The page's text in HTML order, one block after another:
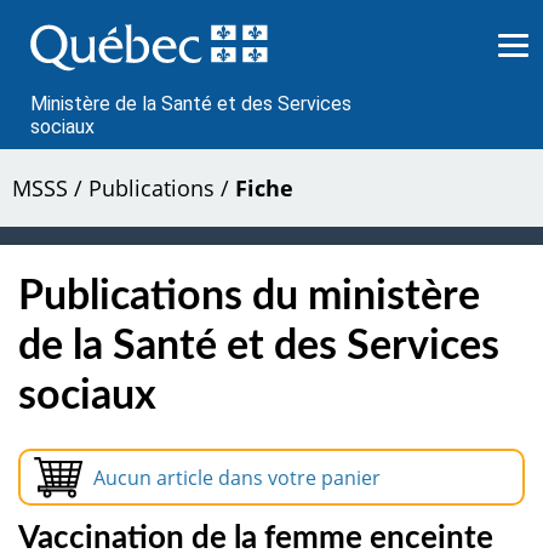
au
contenu
Ministère de la Santé et des Services
sociaux
MSSS / Publications / Fiche
Publications du ministère
de la Santé et des Services
sociaux
Aucun article dans votre panier
Vaccination de la femme enceinte